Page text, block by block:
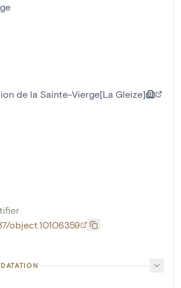
de la Sainte-Vierge[La Gleize]
object.10106359